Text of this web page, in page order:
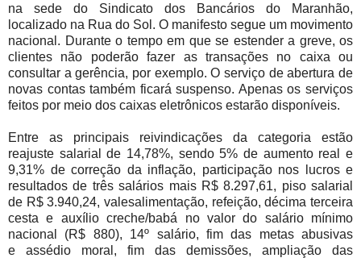
na sede do Sindicato dos Bancários do Maranhão,
localizado na Rua do Sol. O manifesto segue um movimento
nacional. Durante o tempo em que se estender a greve, os
clientes não poderão fazer as transações no caixa ou
consultar a gerência, por exemplo. O serviço de abertura de
novas contas também ficará suspenso. Apenas os serviços
feitos por meio dos caixas eletrônicos estarão disponíveis.
Entre as principais reivindicações da categoria estão
reajuste salarial de 14,78%, sendo 5% de aumento real e
9,31% de correção da inflação, participação nos lucros e
resultados de três salários mais R$ 8.297,61, piso salarial
de R$ 3.940,24, vales­alimentação, refeição,décima terceira
cesta e auxíliocreche/babá no valor do salário ­mínimo
nacional (R$ 880), 14º salário, fim das metas abusivas
e assédio moral, fim das demissões, ampliação das